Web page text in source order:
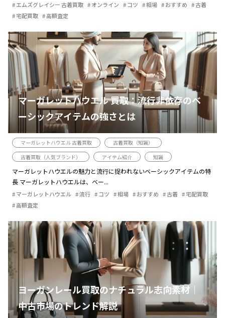
エムズグレイシー 古着買取 オンライン コツ 相場 おすすめ
古着
宅配買取
高額査定
マーガレットハウエル 買取：流行非依存のベ
ーシックアイテムの強さとは
マーガレットハウエル 古着買取
古着買取（知識）
古着買取（人気ブランド）
アイテム紹介 知識
マーガレットハウエルの魅力と流行に捉われないベーシックアイテムの特
長 マーガレットハウエルは、ベー...
マーガレットハウエル 流行 コツ 相場 おすすめ 古着
宅配買取
高額査定
ヨーガンレール買取のナチュラル志向素材｜
中古市場のトレンド解説